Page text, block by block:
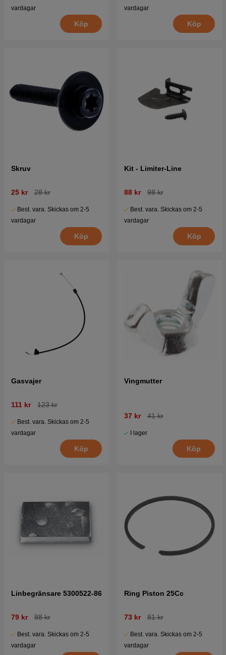
vardagar
Köp
vardagar
Köp
Skruv
25 kr 28 kr
Best. vara. Skickas om 2-5
vardagar
Köp
Kit - Limiter-Line
88 kr 98 kr
Best. vara. Skickas om 2-5
vardagar
Köp
Gasvajer
111 kr 123 kr
Best. vara. Skickas om 2-5
vardagar
Köp
Vingmutter
37 kr 41 kr
I lager
Köp
Linbegränsare 5300522-86
79 kr 88 kr
Best. vara. Skickas om 2-5
vardagar
Ring Piston 25Cc
73 kr 81 kr
Best. vara. Skickas om 2-5
vardagar